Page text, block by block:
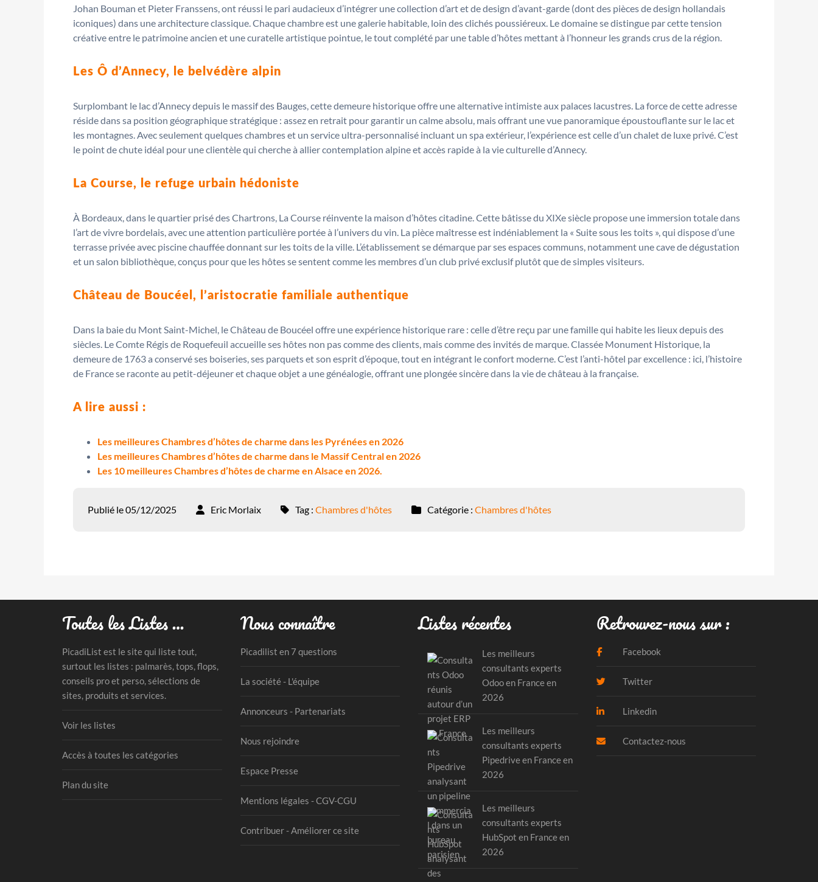
Johan Bouman et Pieter Franssens, ont réussi le pari audacieux d’intégrer une collection d’art et de design d’avant-garde (dont des pièces de design hollandais
iconiques) dans une architecture classique. Chaque chambre est une galerie habitable, loin des clichés poussiéreux. Le domaine se distingue par cette tension
créative entre le patrimoine ancien et une curatelle artistique pointue, le tout complété par une table d’hôtes mettant à l’honneur les grands crus de la région.
Les Ô d’Annecy, le belvédère alpin
Surplombant le lac d’Annecy depuis le massif des Bauges, cette demeure historique offre une alternative intimiste aux palaces lacustres. La force de cette adresse
réside dans sa position géographique stratégique : assez en retrait pour garantir un calme absolu, mais offrant une vue panoramique époustouflante sur le lac et
les montagnes. Avec seulement quelques chambres et un service ultra-personnalisé incluant un spa extérieur, l’expérience est celle d’un chalet de luxe privé. C’est
le point de chute idéal pour une clientèle qui cherche à allier contemplation alpine et accès rapide à la vie culturelle d’Annecy.
La Course, le refuge urbain hédoniste
À Bordeaux, dans le quartier prisé des Chartrons, La Course réinvente la maison d’hôtes citadine. Cette bâtisse du XIXe siècle propose une immersion totale dans
l’art de vivre bordelais, avec une attention particulière portée à l’univers du vin. La pièce maîtresse est indéniablement la « Suite sous les toits », qui dispose d’une
terrasse privée avec piscine chauffée donnant sur les toits de la ville. L’établissement se démarque par ses espaces communs, notamment une cave de dégustation
et un salon bibliothèque, conçus pour que les hôtes se sentent comme les membres d’un club privé exclusif plutôt que de simples visiteurs.
Château de Boucéel, l’aristocratie familiale authentique
Dans la baie du Mont Saint-Michel, le Château de Boucéel offre une expérience historique rare : celle d’être reçu par une famille qui habite les lieux depuis des
siècles. Le Comte Régis de Roquefeuil accueille ses hôtes non pas comme des clients, mais comme des invités de marque. Classée Monument Historique, la
demeure de 1763 a conservé ses boiseries, ses parquets et son esprit d’époque, tout en intégrant le confort moderne. C’est l’anti-hôtel par excellence : ici, l’histoire
de France se raconte au petit-déjeuner et chaque objet a une généalogie, offrant une plongée sincère dans la vie de château à la française.
A lire aussi :
Les meilleures Chambres d’hôtes de charme dans les Pyrénées en 2026
Les meilleures Chambres d’hôtes de charme dans le Massif Central en 2026
Les 10 meilleures Chambres d’hôtes de charme en Alsace en 2026.
Publié le 05/12/2025 Eric Morlaix Tag : Chambres d'hôtes Catégorie : Chambres d'hôtes
Toutes les Listes …
PicadiList est le site qui liste tout,
surtout les listes : palmarès, tops, flops,
conseils pro et perso, sélections de
sites, produits et services.
Voir les listes
Accès à toutes les catégories
Plan du site
Nous connaître
Picadilist en 7 questions
La société - L'équipe
Annonceurs - Partenariats
Nous rejoindre
Espace Presse
Mentions légales - CGV-CGU
Contribuer - Améliorer ce site
Listes récentes
Les meilleurs
consultants experts
Odoo en France en
2026
Les meilleurs
consultants experts
Pipedrive en France en
2026
Les meilleurs
consultants experts
HubSpot en France en
2026
Retrouvez-nous sur :
Facebook
Twitter
Linkedin
Contactez-nous